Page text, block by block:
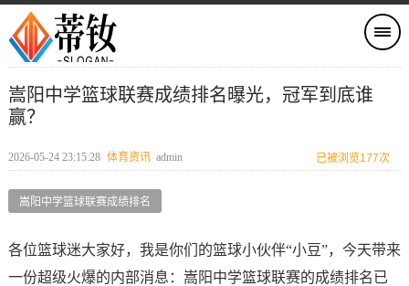
嵩阳中学篮球联赛成绩排名曝光，冠军到底谁
赢？
2026-05-24 23:15:28 体育资讯 admin 已被浏览177次
嵩阳中学篮球联赛成绩排名
各位篮球迷大家好，我是你们的篮球小伙伴“小豆”，今天带来
一份超级火爆的内部消息：嵩阳中学篮球联赛的成绩排名已